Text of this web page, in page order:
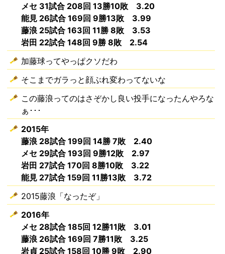
メセ 31試合 208回 13勝10敗 3.20
能見 26試合 169回 9勝13敗 3.99
藤浪 25試合 163回 11勝 8敗 3.53
岩田 22試合 148回 9勝 8敗 2.54
加藤球ってやっぱクソだわ
そこまでガラっと顔ぶれ変わってないな
この藤浪ってのはさぞかし良い投手になったんやろな
ぁ･･･
2015年
藤浪 28試合 199回 14勝 7敗 2.40
メセ 29試合 193回 9勝12敗 2.97
岩田 27試合 170回 8勝10敗 3.22
能見 27試合 159回 11勝13敗 3.72
2015藤浪「なったぞ」
2016年
メセ 28試合 185回 12勝11敗 3.01
藤浪 26試合 169回 7勝11敗 3.25
岩貞 25試合 158回 10勝 9敗 2.90